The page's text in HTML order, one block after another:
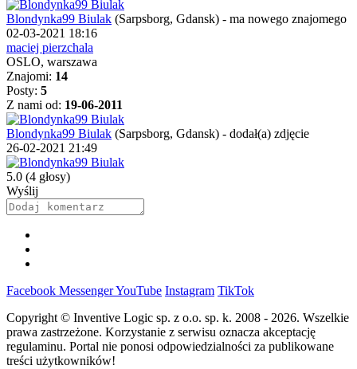
Blondynka99 Biulak (Sarpsborg, Gdansk) - ma nowego znajomego
02-03-2021 18:16
maciej pierzchala
OSLO, warszawa
Znajomi: 14
Posty: 5
Z nami od: 19-06-2011
Blondynka99 Biulak (Sarpsborg, Gdansk) - dodał(a) zdjęcie
26-02-2021 21:49
5.0 (4 głosy)
Wyślij
Facebook MessengerYouTube Instagram TikTok
Copyright © Inventive Logic sp. z o.o. sp. k. 2008 - 2026. Wszelkie
prawa zastrzeżone. Korzystanie z serwisu oznacza akceptację
regulaminu. Portal nie ponosi odpowiedzialności za publikowane
treści użytkowników!